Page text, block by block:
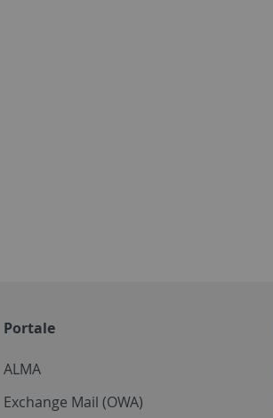
Portale
ALMA
Exchange Mail (OWA)